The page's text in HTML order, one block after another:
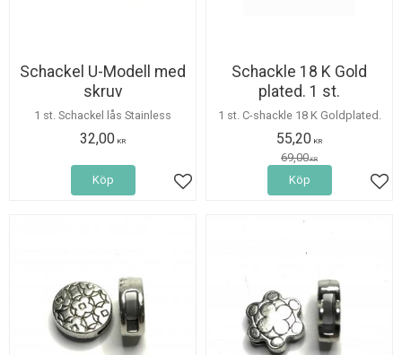
Schackel U-Modell med
skruv
1 st. Schackel lås Stainless
32,00 KR
Lägg till i favoriter
Köp
Schackle 18 K Gold
plated. 1 st.
1 st. C-shackle 18 K Goldplated.
55,20 KR
69,00KR
Köp